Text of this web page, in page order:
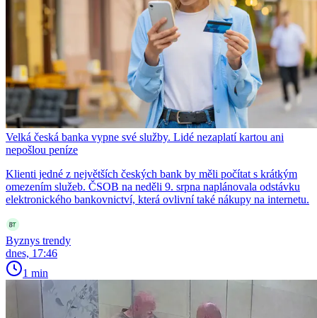
Velká česká banka vypne své služby. Lidé nezaplatí kartou ani
nepošlou peníze
Klienti jedné z největších českých bank by měli počítat s krátkým
omezením služeb. ČSOB na neděli 9. srpna naplánovala odstávku
elektronického bankovnictví, která ovlivní také nákupy na internetu.
Byznys trendy
dnes, 17:46
1 min